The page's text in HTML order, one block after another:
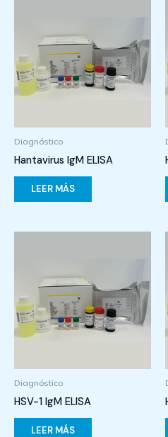
Diagnóstico
Hantavirus IgM ELISA
LEER MÁS
Diagnóstico
HSV-1 IgM ELISA
LEER MÁS